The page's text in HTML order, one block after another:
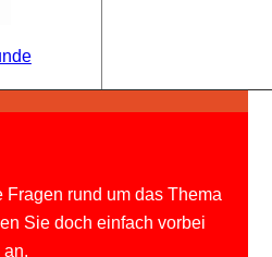
Fragen rund um das Thema
Sie doch einfach vorbei
an.